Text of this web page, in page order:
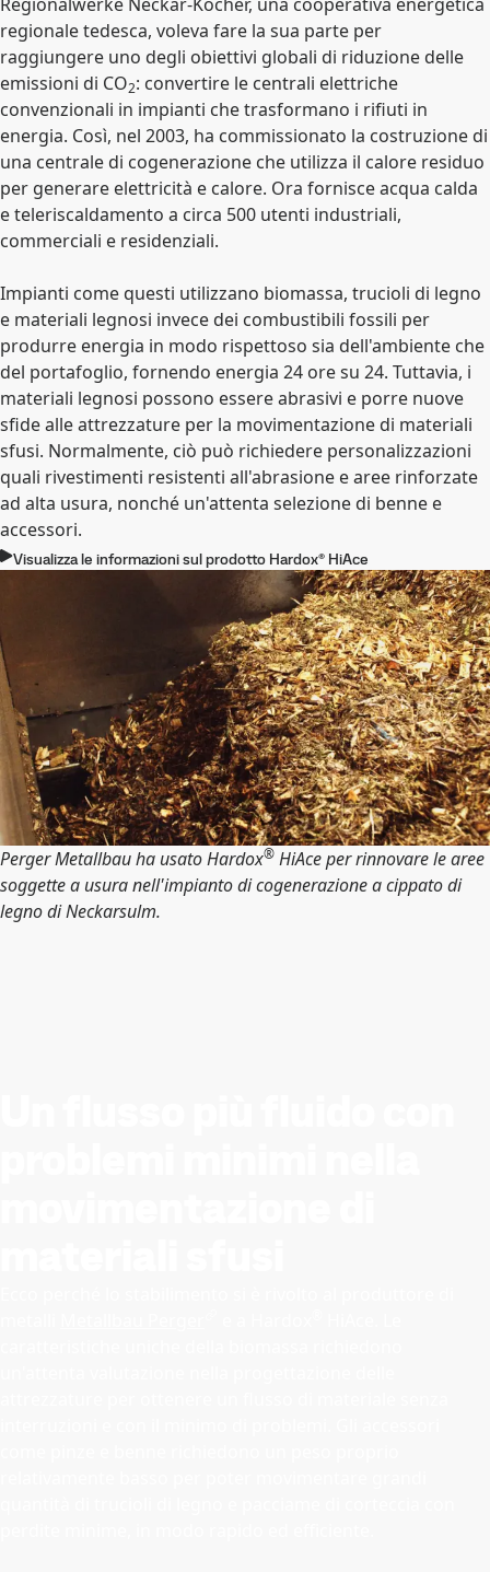
regionale tedesca, voleva fare la sua parte per
raggiungere uno degli obiettivi globali di riduzione delle
emissioni di CO2: convertire le centrali elettriche
convenzionali in impianti che trasformano i rifiuti in
energia. Così, nel 2003, ha commissionato la costruzione di
una centrale di cogenerazione che utilizza il calore residuo
per generare elettricità e calore. Ora fornisce acqua calda
e teleriscaldamento a circa 500 utenti industriali,
commerciali e residenziali.
Impianti come questi utilizzano biomassa, trucioli di legno
e materiali legnosi invece dei combustibili fossili per
produrre energia in modo rispettoso sia dell'ambiente che
del portafoglio, fornendo energia 24 ore su 24. Tuttavia, i
materiali legnosi possono essere abrasivi e porre nuove
sfide alle attrezzature per la movimentazione di materiali
sfusi. Normalmente, ciò può richiedere personalizzazioni
quali rivestimenti resistenti all'abrasione e aree rinforzate
ad alta usura, nonché un'attenta selezione di benne e
accessori.
Visualizza le informazioni sul prodotto Hardox® HiAce
Perger Metallbau ha usato Hardox® HiAce per rinnovare le aree
soggette a usura nell'impianto di cogenerazione a cippato di
legno di Neckarsulm.